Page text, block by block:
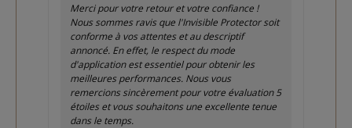
Merci pour votre retour et votre confiance !
Nous sommes ravis que l'Invisible Protector soit
conforme à vos attentes et au descriptif
annoncé. En effet, le respect du mode
d'application est essentiel pour obtenir les
meilleures performances. Nous vous
remercions sincèrement pour votre évaluation 5
étoiles et vous souhaitons une excellente tenue
dans le temps.